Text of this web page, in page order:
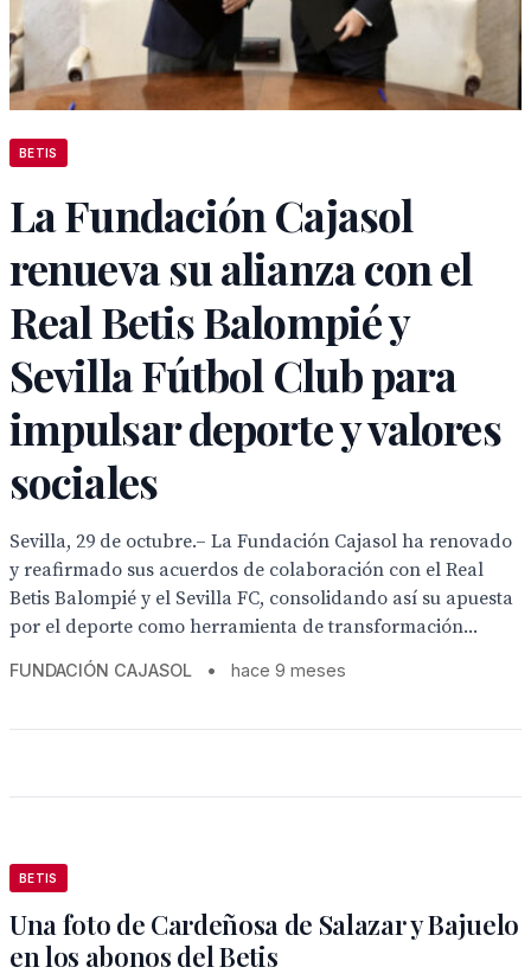
BETIS
La Fundación Cajasol
renueva su alianza con el
Real Betis Balompié y
Sevilla Fútbol Club para
impulsar deporte y valores
sociales
Sevilla, 29 de octubre.– La Fundación Cajasol ha renovado
y reafirmado sus acuerdos de colaboración con el Real
Betis Balompié y el Sevilla FC, consolidando así su apuesta
por el deporte como herramienta de transformación...
FUNDACIÓN CAJASOL • hace 9 meses
BETIS
Una foto de Cardeñosa de Salazar y Bajuelo
en los abonos del Betis